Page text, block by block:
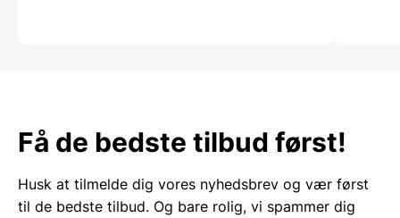
Få de bedste tilbud først!
Husk at tilmelde dig vores nyhedsbrev og vær først
til de bedste tilbud. Og bare rolig, vi spammer dig